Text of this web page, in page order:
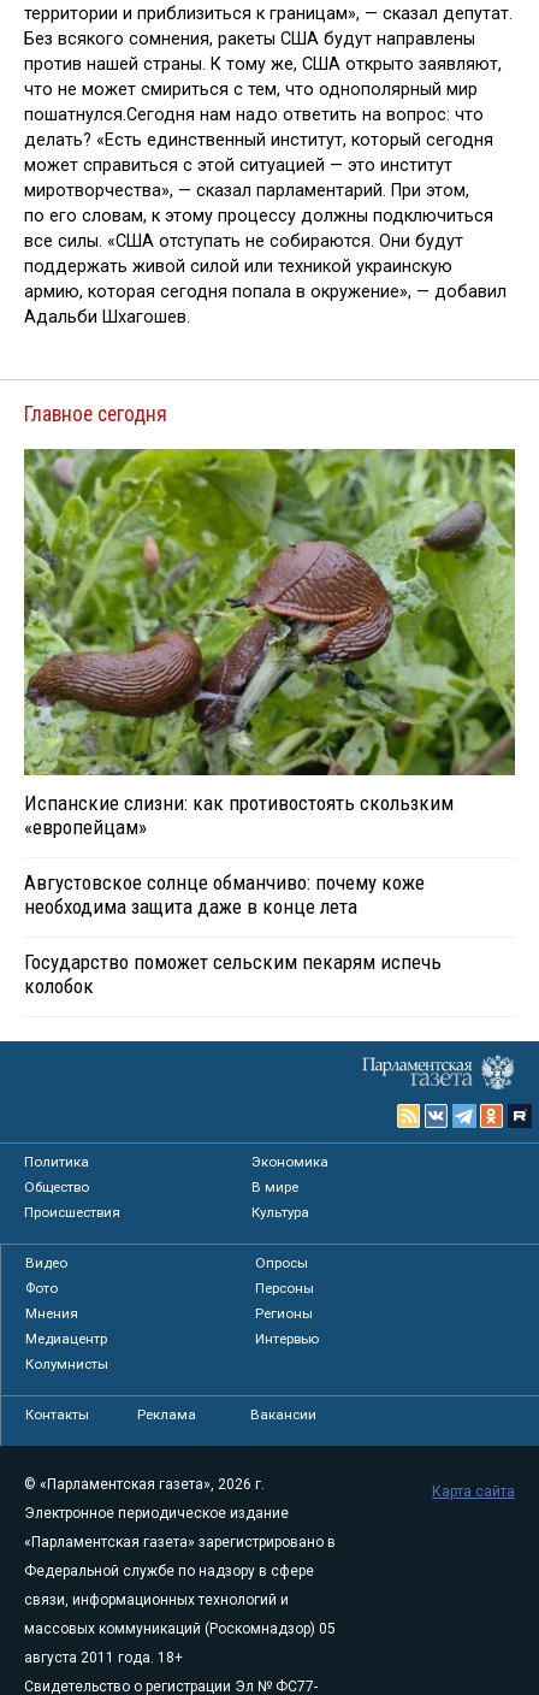
территории и приблизиться к границам», — сказал депутат.
Без всякого сомнения, ракеты США будут направлены
против нашей страны. К тому же, США открыто заявляют,
что не может смириться с тем, что однополярный мир
пошатнулся.Сегодня нам надо ответить на вопрос: что
делать? «Есть единственный институт, который сегодня
может справиться с этой ситуацией — это институт
миротворчества», — сказал парламентарий. При этом,
по его словам, к этому процессу должны подключиться
все силы. «США отступать не собираются. Они будут
поддержать живой силой или техникой украинскую
армию, которая сегодня попала в окружение», — добавил
Адальби Шхагошев.
Главное сегодня
Испанские слизни: как противостоять скользким
«европейцам»
Августовское солнце обманчиво: почему коже
необходима защита даже в конце лета
Государство поможет сельским пекарям испечь
колобок
Политика
Экономика
Общество
В мире
Происшествия
Культура
Видео
Опросы
Фото
Персоны
Мнения
Регионы
Медиацентр
Интервью
Колумнисты
Контакты Реклама Вакансии
© «Парламентская газета», 2026 г.
Электронное периодическое издание
«Парламентская газета» зарегистрировано в
Федеральной службе по надзору в сфере
связи, информационных технологий и
массовых коммуникаций (Роскомнадзор) 05
августа 2011 года. 18+
Свидетельство о регистрации Эл № ФС77-
Карта сайта